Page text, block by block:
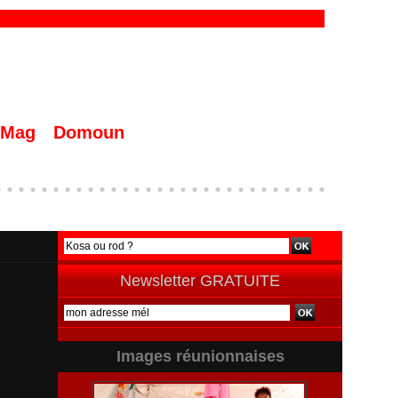
Mag Domoun
Newsletter GRATUITE
Images réunionnaises